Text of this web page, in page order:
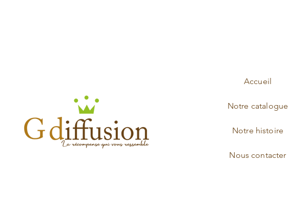
Accueil
Notre catalogue
Notre histoire
Nous contacter